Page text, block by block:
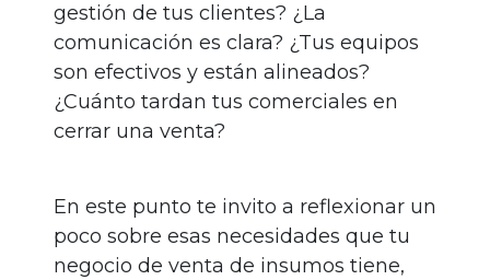
gestión de tus clientes? ¿La
comunicación es clara? ¿Tus equipos
son efectivos y están alineados?
¿Cuánto tardan tus comerciales en
cerrar una venta?
En este punto te invito a reflexionar un
poco sobre esas necesidades que tu
negocio de venta de insumos tiene,